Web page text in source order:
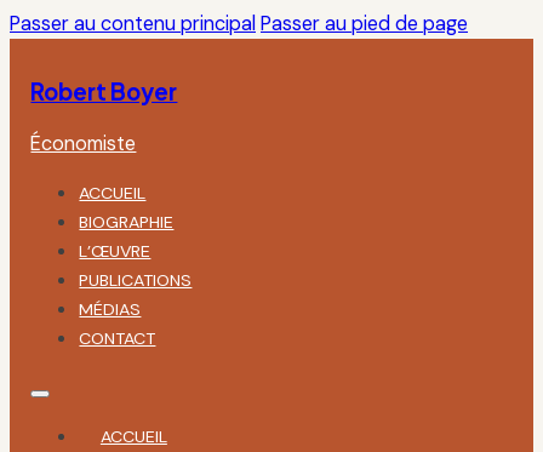
Passer au contenu principal Passer au pied de page
Robert Boyer
Économiste
ACCUEIL
BIOGRAPHIE
L’ŒUVRE
PUBLICATIONS
MÉDIAS
CONTACT
ACCUEIL